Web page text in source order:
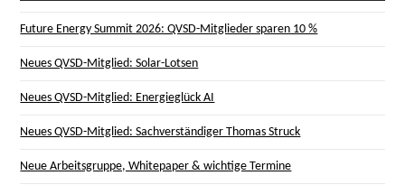
Future Energy Summit 2026: QVSD-Mitglieder sparen 10 %
Neues QVSD-Mitglied: Solar-Lotsen
Neues QVSD-Mitglied: Energieglück AI
Neues QVSD-Mitglied: Sachverständiger Thomas Struck
Neue Arbeitsgruppe, Whitepaper & wichtige Termine